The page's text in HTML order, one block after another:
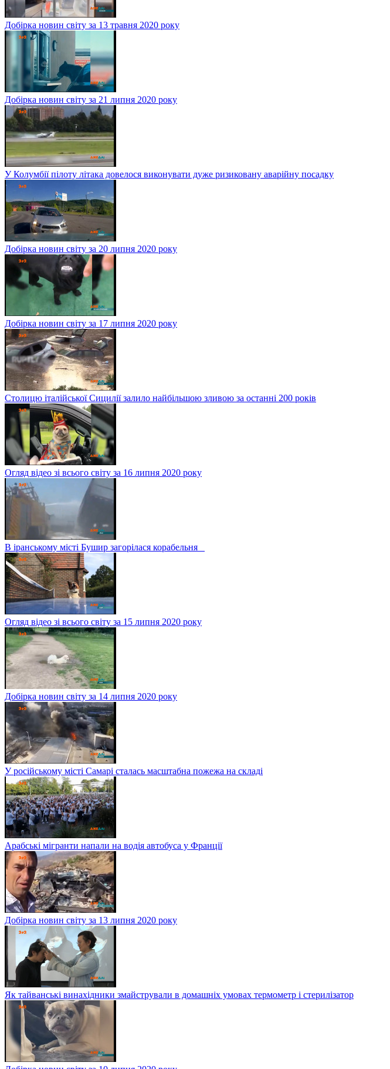
Добірка новин світу за 13 травня 2020 року
Добірка новин світу за 21 липня 2020 року
У Колумбії пілоту літака довелося виконувати дуже ризиковану аварійну посадку
Добірка новин світу за 20 липня 2020 року
Добірка новин світу за 17 липня 2020 року
Столицю італійської Сицилії залило найбільшою зливою за останні 200 років
Огляд відео зі всього світу за 16 липня 2020 року
В іранському місті Бушир загорілася корабельня
Огляд відео зі всього світу за 15 липня 2020 року
Добірка новин світу за 14 липня 2020 року
У російському місті Самарі сталась масштабна пожежа на складі
Арабські мігранти напали на водія автобуса у Франції
Добірка новин світу за 13 липня 2020 року
Як тайванські винахідники змайстрували в домашніх умовах термометр і стерилізатор